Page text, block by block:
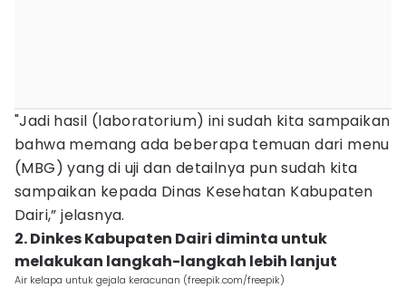
"Jadi hasil (laboratorium) ini sudah kita sampaikan
bahwa memang ada beberapa temuan dari menu
(MBG) yang di uji dan detailnya pun sudah kita
sampaikan kepada Dinas Kesehatan Kabupaten
Dairi,” jelasnya.
2. Dinkes Kabupaten Dairi diminta untuk
melakukan langkah-langkah lebih lanjut
Air kelapa untuk gejala keracunan (freepik.com/freepik)